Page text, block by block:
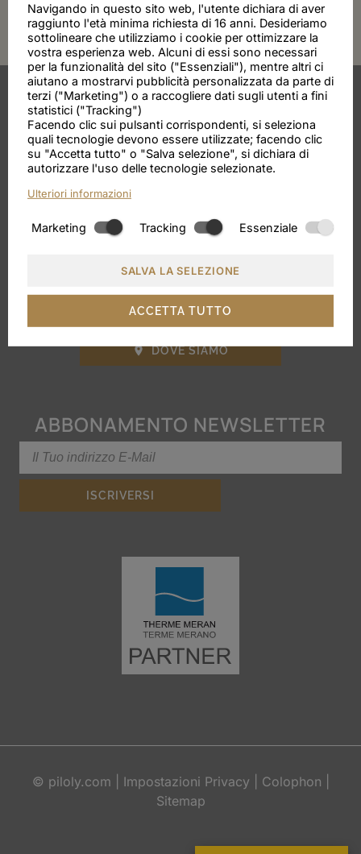
VILLA SABINE
Cell.:+39 0473 446171
 DOVE SIAMO
ABBONAMENTO NEWSLETTER
© piloly.com Impostazioni Privacy Colophon
Sitemap
Navigando in questo sito web, l'utente dichiara di aver
raggiunto l'età minima richiesta di 16 anni. Desideriamo
sottolineare che utilizziamo i cookie per ottimizzare la
vostra esperienza web. Alcuni di essi sono necessari
per la funzionalità del sito ("Essenziali"), mentre altri ci
aiutano a mostrarvi pubblicità personalizzata da parte di
terzi ("Marketing") o a raccogliere dati sugli utenti a fini
statistici ("Tracking")
Facendo clic sui pulsanti corrispondenti, si seleziona
quali tecnologie devono essere utilizzate; facendo clic
su "Accetta tutto" o "Salva selezione", si dichiara di
autorizzare l'uso delle tecnologie selezionate.
Ulteriori informazioni
Marketing Tracking Essenziale
SALVA LA SELEZIONE
ACCETTA TUTTO